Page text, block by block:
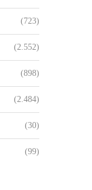
(723)
(2.552)
(898)
(2.484)
(30)
(99)